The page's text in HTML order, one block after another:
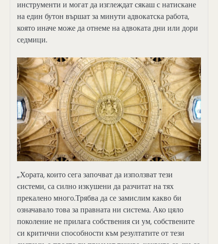
инструменти и могат да изглеждат сякаш с натискане
на един бутон вършат за минути адвокатска работа,
която иначе може да отнеме на адвоката дни или дори
седмици.
„Хората, които сега започват да използват тези
системи, са силно изкушени да разчитат на тях
прекалено много.Трябва да се замислим какво би
означавало това за правната ни система. Ако цяло
поколение не прилага собствения си ум, собствените
си критични способности към резултатите от тези